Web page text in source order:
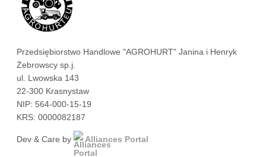
Przedsiębiorstwo Handlowe "AGROHURT" Janina i Henryk
Żebrowscy sp.j.
ul. Lwowska 143
22-300 Krasnystaw
NIP: 564-000-15-19
KRS: 0000082187
Dev & Care by Alliances Portal